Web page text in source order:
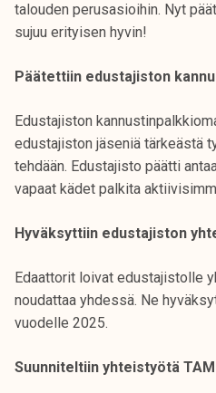
talouden perusasioihin. Nyt
sujuu erityisen hyvin!
Päätettiin edustajiston
Edustajiston
edustajiston jäseniä tärkeästä
tehdään. Edustajisto päätti
vapaat kädet palkita
Hyväksyttiin edustajiston
Edaattorit loivat edustajistolle
noudattaa yhdessä. Ne
vuodelle 2025.
Suunniteltiin yhteistyötä